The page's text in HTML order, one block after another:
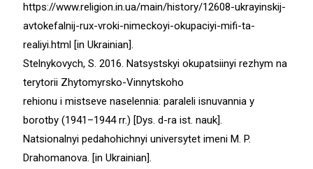
https://www.religion.in.ua/main/history/12608-ukrayinskij-
avtokefalnij-rux-vroki-nimeckoyi-okupaciyi-mifi-ta-
realiyi.html [in Ukrainian].
Stelnykovych, S. 2016. Natsystskyi okupatsiinyi rezhym na
terytorii Zhytomyrsko-Vinnytskoho
rehionu i mistseve naselennia: paraleli isnuvannia y
borotby (1941–1944 rr.) [Dys. d-ra ist. nauk].
Natsionalnyi pedahohichnyi universytet imeni M. P.
Drahomanova. [in Ukrainian].